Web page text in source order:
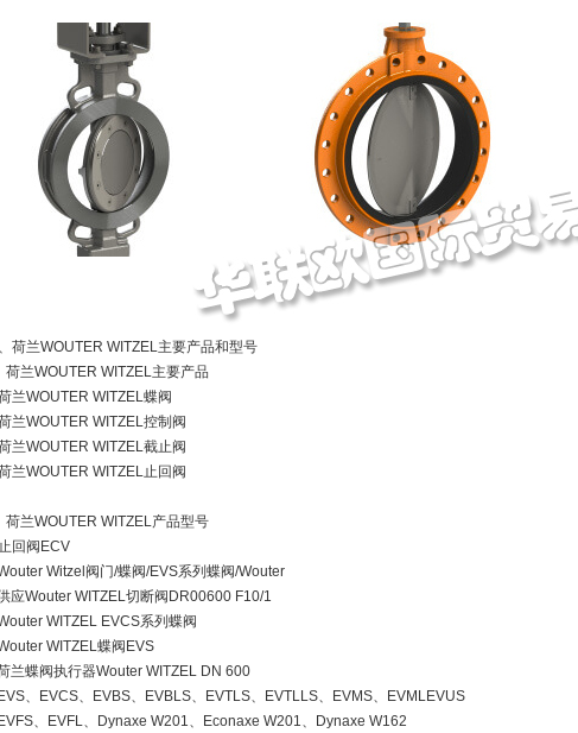
荷兰WOUTER WITZEL主要产品和型号
荷兰WOUTER WITZEL主要产品
兰WOUTER WITZEL蝶阀
兰WOUTER WITZEL控制阀
兰WOUTER WITZEL截止阀
兰WOUTER WITZEL止回阀
荷兰WOUTER WITZEL产品型号
回阀ECV
Witzel阀门/蝶阀/EVS系列蝶阀/Wouter
应Wouter WITZEL切断阀DR00600 F10/1
WITZEL EVCS系列蝶阀
WITZEL蝶阀EVS
兰蝶阀执行器Wouter WITZEL DN 600
、EVCS、EVBS、EVBLS、EVTLS、EVTLLS、EVMS、EVMLEVUS
、EVFL、Dynaxe W201、Econaxe W201、Dynaxe W162